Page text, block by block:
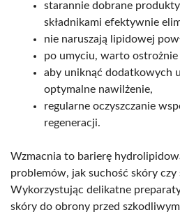
starannie dobrane
składnikami efektywnie
nie naruszają lipidowej
po umyciu, warto ostrożnie
aby uniknąć dodatkowych
optymalne nawilżenie,
regularne oczyszczanie
regeneracji.
Wzmacnia to barierę
problemów, jak suchość skóry czy
Wykorzystując delikatne
skóry do obrony przed